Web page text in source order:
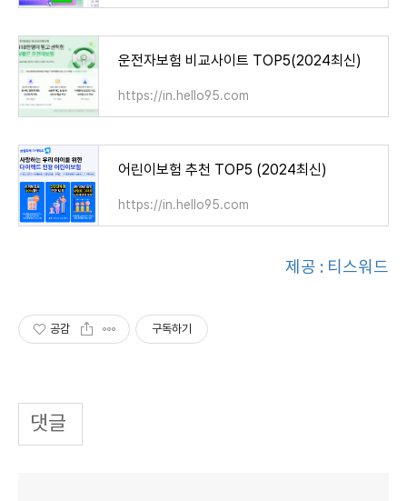
운전자보험 비교사이트 TOP5(2024최신)
https://in.hello95.com
어린이보험 추천 TOP5 (2024최신)
https://in.hello95.com
제공 : 티스워드
공감 구독하기
댓글